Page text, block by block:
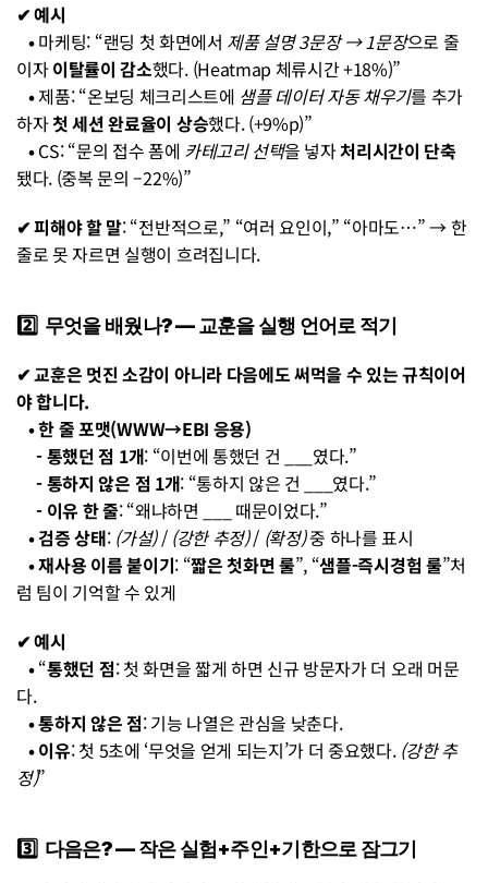
✔︎ 예시
• 마케팅: “랜딩 첫 화면에서 제품 설명 3문장 → 1문장으로 줄
이자 이탈률이 감소했다. (Heatmap 체류시간 +18%)”
• 제품: “온보딩 체크리스트에 샘플 데이터 자동 채우기를 추가
하자 첫 세션 완료율이 상승했다. (+9%p)”
• CS: “문의 접수 폼에 카테고리 선택을 넣자 처리시간이 단축
됐다. (중복 문의 –22%)”
✔︎ 피해야 할 말: “전반적으로,” “여러 요인이,” “아마도…” → 한
줄로 못 자르면 실행이 흐려집니다.
2️⃣  무엇을 배웠나? — 교훈을 실행 언어로 적기
✔︎ 교훈은 멋진 소감이 아니라 다음에도 써먹을 수 있는 규칙이어
야 합니다.
   • 한 줄 포맷(WWW→EBI 응용)
     - 통했던 점 1개
: “이번에 통했던 건 ___였다.”
     - 통하지 않은 점 1개
: “통하지 않은 건 ___였다.”
     - 이유 한 줄
: “왜냐하면 ___ 때문이었다.”
   • 검증 상태
: (가설) / (강한 추정) / (확정) 중 하나를 표시
   • 재사용 이름 붙이기
: “짧은 첫화면 룰”, “샘플-즉시경험 룰”처
럼 팀이 기억할 수 있게
✔︎ 예시
   •
“통했던 점: 첫 화면을 짧게 하면 신규 방문자가 더 오래 머문
다.
   • 통하지 않은 점
: 기능 나열은 관심을 낮춘다.
   • 이유
: 첫 5초에 ‘무엇을 얻게 되는지’가 더 중요했다. (강한 추
정)”
3️⃣  다음은? — 작은 실험+주인+기한으로 잠그기